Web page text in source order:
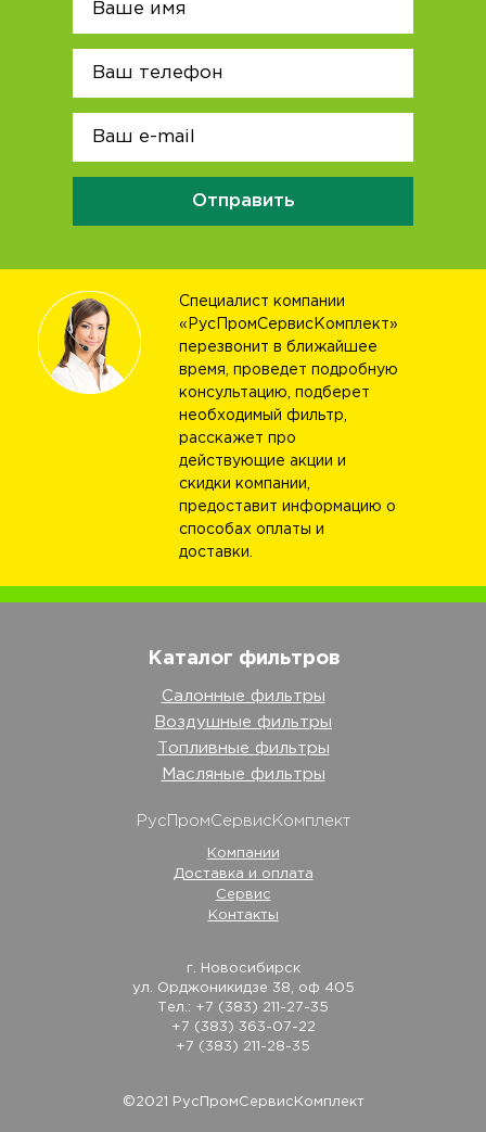
Отправить
Специалист компании
«РусПромСервисКомплект»
перезвонит в ближайшее
время, проведет подробную
консультацию, подберет
необходимый фильтр,
расскажет про
действующие акции и
скидки компании,
предоставит информацию о
способах оплаты и
доставки.
©2021 РусПромСервисКомплект
Каталог фильтров
Салонные фильтры
Воздушные фильтры
Топливные фильтры
Масляные фильтры
РусПромСервисКомплект
Компании
Доставка и оплата
Сервис
Контакты
г. Новосибирск
ул. Орджоникидзе 38, оф 405
Тел.: +7 (383) 211-27-35
+7 (383) 363-07-22
+7 (383) 211-28-35